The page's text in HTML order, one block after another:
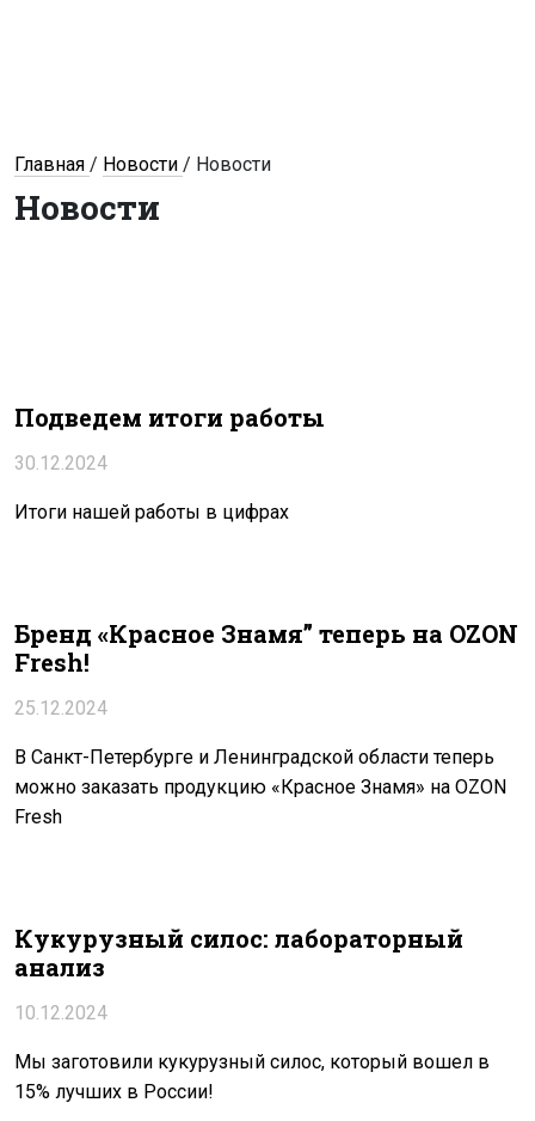
Главная / Новости / Новости
Новости
Подведем итоги работы
30.12.2024
Итоги нашей работы в цифрах
Бренд «Красное Знамя” теперь на OZON
Fresh!
25.12.2024
В Санкт-Петербурге и Ленинградской области теперь
можно заказать продукцию «Красное Знамя» на OZON
Fresh
Кукурузный силос: лабораторный
анализ
10.12.2024
Мы заготовили кукурузный силос, который вошел в
15% лучших в России!